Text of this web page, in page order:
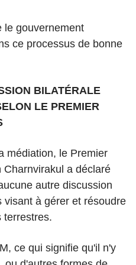
le gouvernement
ce processus de bonne
BILATÉRALE
LE PREMIER
médiation, le Premier
a déclaré
autre discussion
visant à gérer et résoudre
terrestres.
ce qui signifie qu'il n'y